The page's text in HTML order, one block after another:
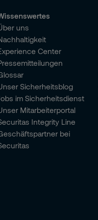
uns
Center
Sicherheitsblog
im Sicherheitsdienst
Mitarbeiterportal
Integrity Line
bei